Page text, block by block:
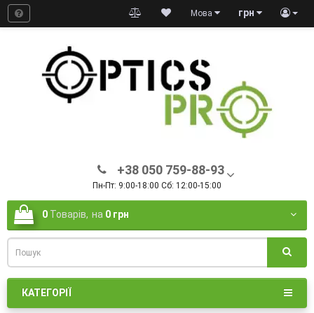
грн
Мова
+38 050 759-88-93
Пн-Пт: 9:00-18:00 Сб: 12:00-15:00
0 Товарів, на 0 грн
КАТЕГОРІЇ